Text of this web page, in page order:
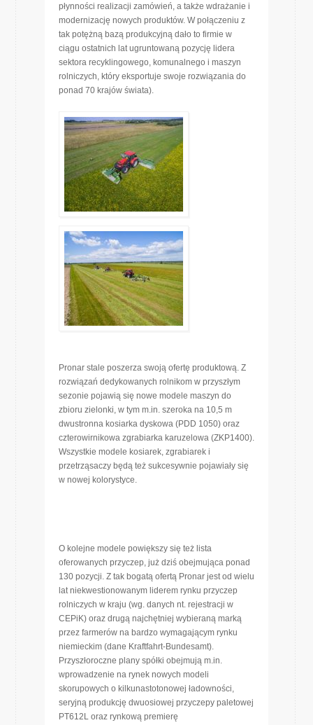
płynności realizacji zamówień, a także wdrażanie i
modernizację nowych produktów. W połączeniu z
tak potężną bazą produkcyjną dało to firmie w
ciągu ostatnich lat ugruntowaną pozycję lidera
sektora recyklingowego, komunalnego i maszyn
rolniczych, który eksportuje swoje rozwiązania do
ponad 70 krajów świata).
Pronar stale poszerza swoją ofertę produktową. Z
rozwiązań dedykowanych rolnikom w przyszłym
sezonie pojawią się nowe modele maszyn do
zbioru zielonki, w tym m.in. szeroka na 10,5 m
dwustronna kosiarka dyskowa (PDD 1050) oraz
czterowirnikowa zgrabiarka karuzelowa (ZKP1400).
Wszystkie modele kosiarek, zgrabiarek i
przetrząsaczy będą też sukcesywnie pojawiały się
w nowej kolorystyce.
O kolejne modele powiększy się też lista
oferowanych przyczep, już dziś obejmująca ponad
130 pozycji. Z tak bogatą ofertą Pronar jest od wielu
lat niekwestionowanym liderem rynku przyczep
rolniczych w kraju (wg. danych nt. rejestracji w
CEPiK) oraz drugą najchętniej wybieraną marką
przez farmerów na bardzo wymagającym rynku
niemieckim (dane Kraftfahrt-Bundesamt).
Przyszłoroczne plany spółki obejmują m.in.
wprowadzenie na rynek nowych modeli
skorupowych o kilkunastotonowej ładowności,
seryjną produkcję dwuosiowej przyczepy paletowej
PT612L oraz rynkową premierę